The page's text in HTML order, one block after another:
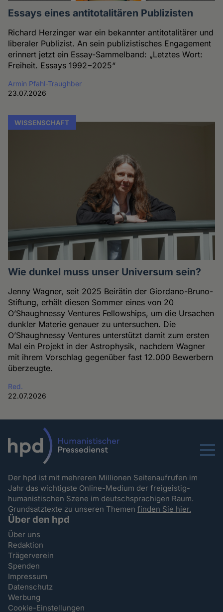
Essays eines antitotalitären Publizisten
Richard Herzinger war ein bekannter antitotalitärer und
liberaler Publizist. An sein publizistisches Engagement
erinnert jetzt ein Essay-Sammelband: „Letztes Wort:
Freiheit. Essays 1992−2025“
Armin Pfahl-Traughber
23.07.2026
WISSENSCHAFT
Wie dunkel muss unser Universum sein?
Jenny Wagner, seit 2025 Beirätin der Giordano-Bruno-
Stiftung, erhält diesen Sommer eines von 20
O’Shaughnessy Ventures Fellowships, um die Ursachen
dunkler Materie genauer zu untersuchen. Die
O’Shaughnessy Ventures unterstützt damit zum ersten
Mal ein Projekt in der Astrophysik, nachdem Wagner
mit ihrem Vorschlag gegenüber fast 12.000 Bewerbern
überzeugte.
Red.
22.07.2026
Menu
Der hpd ist mit mehreren Millionen Seitenaufrufen im
Jahr das wichtigste Online-Medium der freigeistig-
humanistischen Szene im deutschsprachigen Raum.
Grundsatztexte zu unseren Themenfinden Sie hier.
Über den hpd
Über uns
Redaktion
Trägerverein
Spenden
Impressum
Datenschutz
Werbung
Cookie-Einstellungen